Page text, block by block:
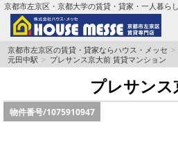
京都市左京区・京都大学の賃貸・貸家・一人暮らし
TOPページ
地域から検索
京都市左京区の賃貸・貸家ならハウス・メッセ
元田中駅
プレサンス京大前 賃貸マンション
プレサンス
物件番号/1075910947